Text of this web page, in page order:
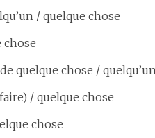
/ quelque chose
chose
quelque chose /
/ quelque chose
chose